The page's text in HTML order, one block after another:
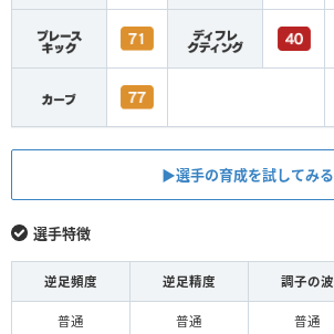
▶︎選手の育成を試してみる
選手特徴
逆足頻度 逆足精度 調子の波
普通 普通 普通